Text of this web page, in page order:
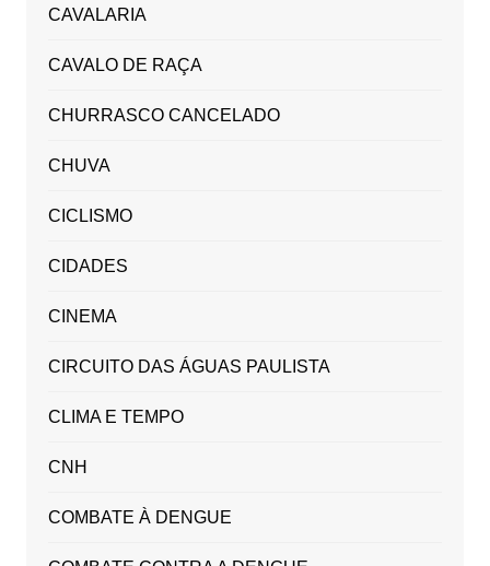
CAVALARIA
CAVALO DE RAÇA
CHURRASCO CANCELADO
CHUVA
CICLISMO
CIDADES
CINEMA
CIRCUITO DAS ÁGUAS PAULISTA
CLIMA E TEMPO
CNH
COMBATE À DENGUE